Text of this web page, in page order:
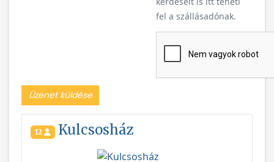
fel a szállásadónak.
Üzenet küldése
12 Kulcsosház